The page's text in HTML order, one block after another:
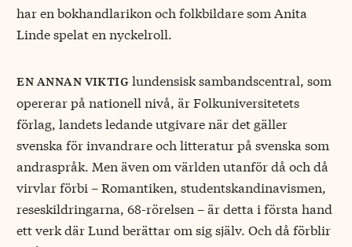
har en bokhandlarikon och folkbildare som Anita
Linde spelat en nyckelroll.
en annan viktiglundensisk sambandscentral, som
opererar på nationell nivå, är Folkuniversitetets
förlag, landets ledande utgivare när det gäller
svenska för invandrare och litteratur på svenska som
andraspråk. Men även om världen utanför då och då
virvlar förbi – Romantiken, studentskandinavismen,
reseskildringarna, 68-rörelsen – är detta i första hand
ett verk där Lund berättar om sig själv. Och då förblir